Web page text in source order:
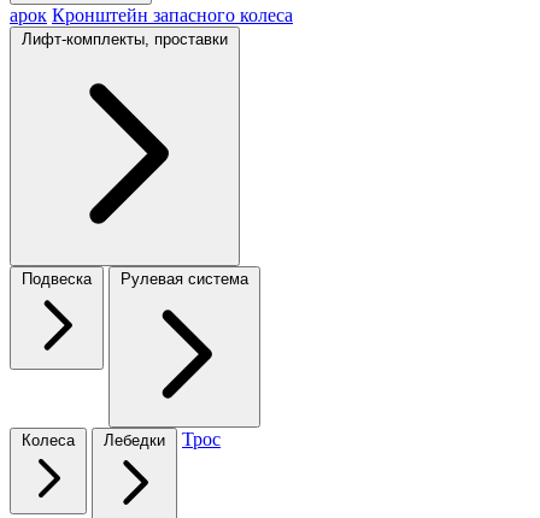
арок Кронштейн запасного колеса
Лифт-комплекты, проставки
Подвеска Рулевая система
Колеса Лебедки Трос